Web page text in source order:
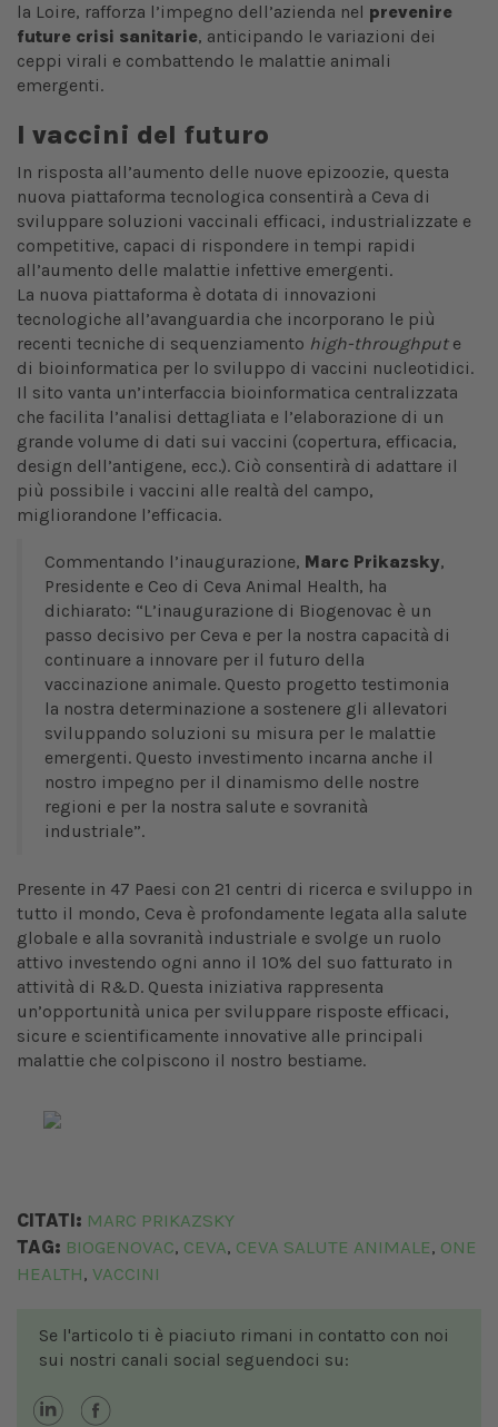
la Loire, rafforza l’impegno dell’azienda nel prevenire
future crisi sanitarie, anticipando le variazioni dei
ceppi virali e combattendo le malattie animali
emergenti.
I vaccini del futuro
In risposta all’aumento delle nuove epizoozie, questa
nuova piattaforma tecnologica consentirà a Ceva di
sviluppare soluzioni vaccinali efficaci, industrializzate e
competitive, capaci di rispondere in tempi rapidi
all’aumento delle malattie infettive emergenti.
La nuova piattaforma è dotata di innovazioni
tecnologiche all’avanguardia che incorporano le più
recenti tecniche di sequenziamento high-throughpute
di bioinformatica per lo sviluppo di vaccini nucleotidici.
Il sito vanta un’interfaccia bioinformatica centralizzata
che facilita l’analisi dettagliata e l’elaborazione di un
grande volume di dati sui vaccini (copertura, efficacia,
design dell’antigene, ecc.). Ciò consentirà di adattare il
più possibile i vaccini alle realtà del campo,
migliorandone l’efficacia.
Commentando l’inaugurazione, Marc Prikazsky,
Presidente e Ceo di Ceva Animal Health, ha
dichiarato: “L’inaugurazione di Biogenovac è un
passo decisivo per Ceva e per la nostra capacità di
continuare a innovare per il futuro della
vaccinazione animale. Questo progetto testimonia
la nostra determinazione a sostenere gli allevatori
sviluppando soluzioni su misura per le malattie
emergenti. Questo investimento incarna anche il
nostro impegno per il dinamismo delle nostre
regioni e per la nostra salute e sovranità
industriale”.
Presente in 47 Paesi con 21 centri di ricerca e sviluppo in
tutto il mondo, Ceva è profondamente legata alla salute
globale e alla sovranità industriale e svolge un ruolo
attivo investendo ogni anno il 10% del suo fatturato in
attività di R&D. Questa iniziativa rappresenta
un’opportunità unica per sviluppare risposte efficaci,
sicure e scientificamente innovative alle principali
malattie che colpiscono il nostro bestiame.
CITATI: MARC PRIKAZSKY
TAG: BIOGENOVAC, CEVA, CEVA SALUTE ANIMALE, ONE
HEALTH, VACCINI
Se l'articolo ti è piaciuto rimani in contatto con noi
sui nostri canali social seguendoci su: